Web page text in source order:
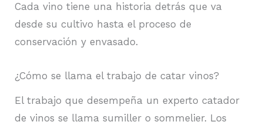
Cada vino tiene una historia detrás que va
desde su cultivo hasta el proceso de
conservación y envasado.
¿Cómo se llama el trabajo de catar vinos?
El trabajo que desempeña un experto catador
de vinos se llama sumiller o sommelier. Los